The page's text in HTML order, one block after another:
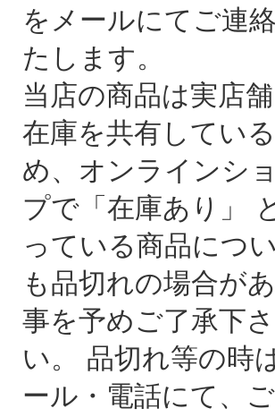
をメールにてご連
たします。
当店の商品は実店舗
在庫を共有してい
め、オンラインシ
プで「在庫あり」
っている商品につ
も品切れの場合が
事を予めご了承下さ
い。 品切れ等の時
ール・電話にて、